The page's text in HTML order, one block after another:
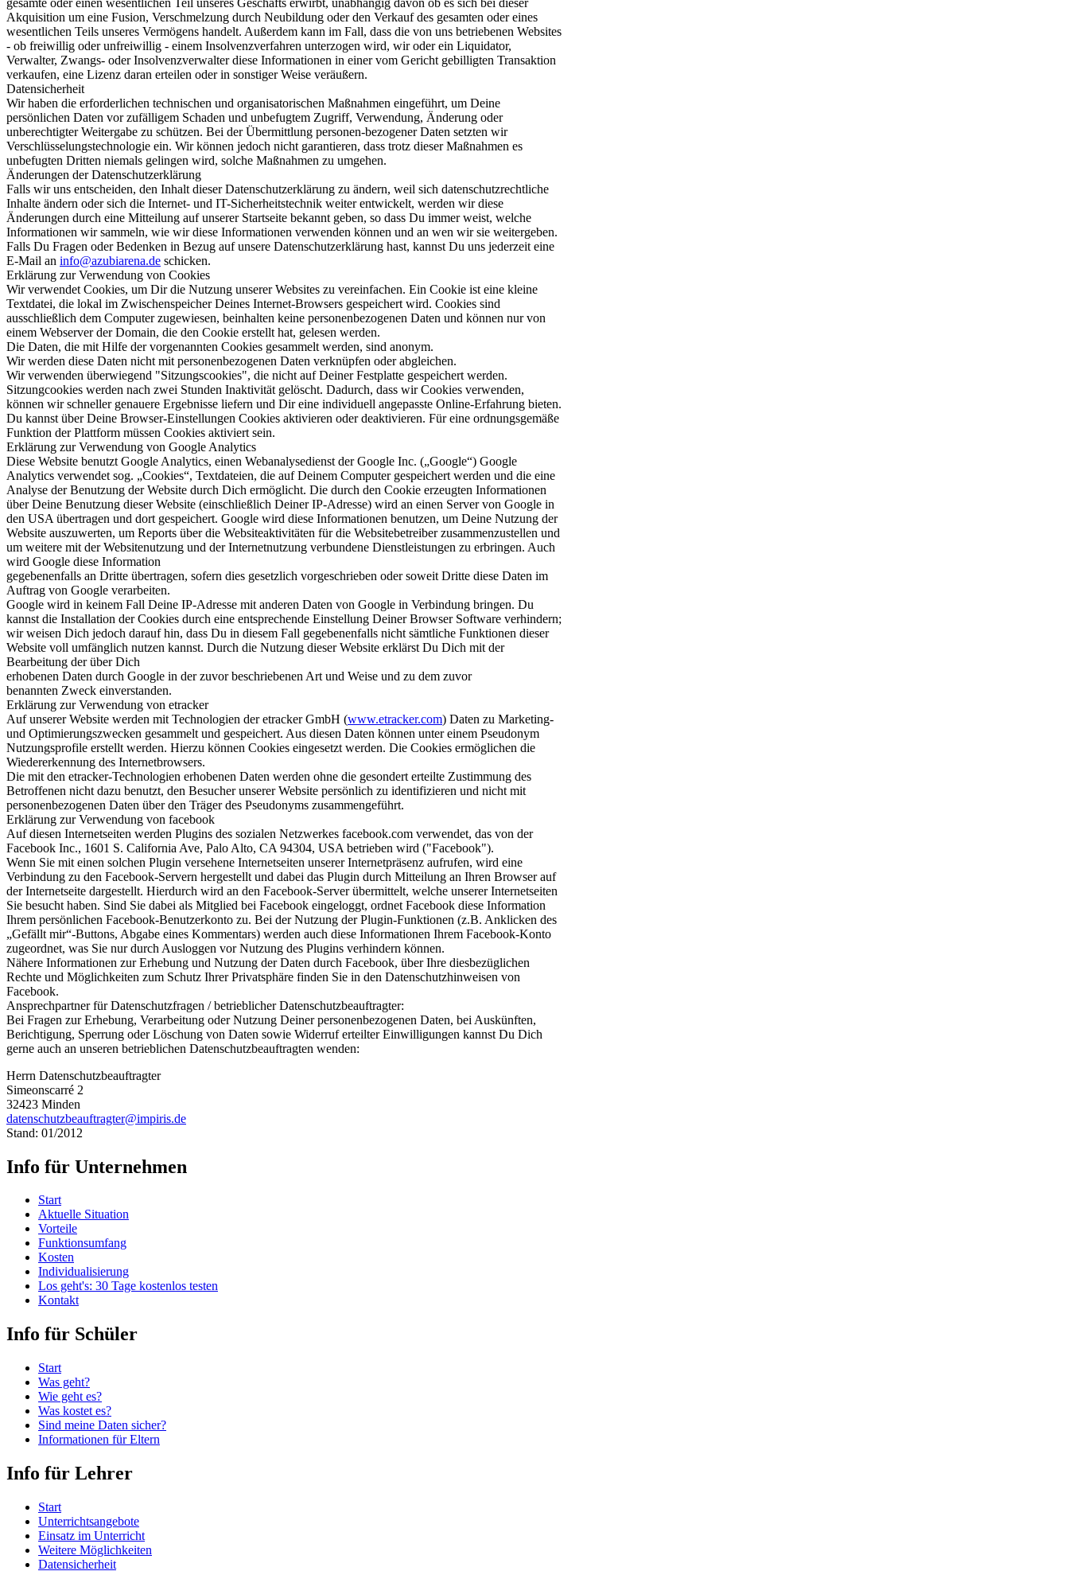
Akquisition um eine Fusion, Verschmelzung durch Neubildung oder den Verkauf des gesamten oder eines
wesentlichen Teils unseres Vermögens handelt. Außerdem kann im Fall, dass die von uns betriebenen Websites
- ob freiwillig oder unfreiwillig - einem Insolvenzverfahren unterzogen wird, wir oder ein Liquidator,
Verwalter, Zwangs- oder Insolvenzverwalter diese Informationen in einer vom Gericht gebilligten Transaktion
verkaufen, eine Lizenz daran erteilen oder in sonstiger Weise veräußern.
Datensicherheit
Wir haben die erforderlichen technischen und organisatorischen Maßnahmen eingeführt, um Deine
persönlichen Daten vor zufälligem Schaden und unbefugtem Zugriff, Verwendung, Änderung oder
unberechtigter Weitergabe zu schützen. Bei der Übermittlung personen-bezogener Daten setzten wir
Verschlüsselungstechnologie ein. Wir können jedoch nicht garantieren, dass trotz dieser Maßnahmen es
unbefugten Dritten niemals gelingen wird, solche Maßnahmen zu umgehen.
Änderungen der Datenschutzerklärung
Falls wir uns entscheiden, den Inhalt dieser Datenschutzerklärung zu ändern, weil sich datenschutzrechtliche
Inhalte ändern oder sich die Internet- und IT-Sicherheitstechnik weiter entwickelt, werden wir diese
Änderungen durch eine Mitteilung auf unserer Startseite bekannt geben, so dass Du immer weist, welche
Informationen wir sammeln, wie wir diese Informationen verwenden können und an wen wir sie weitergeben.
Falls Du Fragen oder Bedenken in Bezug auf unsere Datenschutzerklärung hast, kannst Du uns jederzeit eine
E-Mail an info@azubiarena.de schicken.
Erklärung zur Verwendung von Cookies
Wir verwendet Cookies, um Dir die Nutzung unserer Websites zu vereinfachen. Ein Cookie ist eine kleine
Textdatei, die lokal im Zwischenspeicher Deines Internet-Browsers gespeichert wird. Cookies sind
ausschließlich dem Computer zugewiesen, beinhalten keine personenbezogenen Daten und können nur von
einem Webserver der Domain, die den Cookie erstellt hat, gelesen werden.
Die Daten, die mit Hilfe der vorgenannten Cookies gesammelt werden, sind anonym.
Wir werden diese Daten nicht mit personenbezogenen Daten verknüpfen oder abgleichen.
Wir verwenden überwiegend "Sitzungscookies", die nicht auf Deiner Festplatte gespeichert werden.
Sitzungcookies werden nach zwei Stunden Inaktivität gelöscht. Dadurch, dass wir Cookies verwenden,
können wir schneller genauere Ergebnisse liefern und Dir eine individuell angepasste Online-Erfahrung bieten.
Du kannst über Deine Browser-Einstellungen Cookies aktivieren oder deaktivieren. Für eine ordnungsgemäße
Funktion der Plattform müssen Cookies aktiviert sein.
Erklärung zur Verwendung von Google Analytics
Diese Website benutzt Google Analytics, einen Webanalysedienst der Google Inc. („Google“) Google
Analytics verwendet sog. „Cookies“, Textdateien, die auf Deinem Computer gespeichert werden und die eine
Analyse der Benutzung der Website durch Dich ermöglicht. Die durch den Cookie erzeugten Informationen
über Deine Benutzung dieser Website (einschließlich Deiner IP-Adresse) wird an einen Server von Google in
den USA übertragen und dort gespeichert. Google wird diese Informationen benutzen, um Deine Nutzung der
Website auszuwerten, um Reports über die Websiteaktivitäten für die Websitebetreiber zusammenzustellen und
um weitere mit der Websitenutzung und der Internetnutzung verbundene Dienstleistungen zu erbringen. Auch
wird Google diese Information
gegebenenfalls an Dritte übertragen, sofern dies gesetzlich vorgeschrieben oder soweit Dritte diese Daten im
Auftrag von Google verarbeiten.
Google wird in keinem Fall Deine IP-Adresse mit anderen Daten von Google in Verbindung bringen. Du
kannst die Installation der Cookies durch eine entsprechende Einstellung Deiner Browser Software verhindern;
wir weisen Dich jedoch darauf hin, dass Du in diesem Fall gegebenenfalls nicht sämtliche Funktionen dieser
Website voll umfänglich nutzen kannst. Durch die Nutzung dieser Website erklärst Du Dich mit der
Bearbeitung der über Dich
erhobenen Daten durch Google in der zuvor beschriebenen Art und Weise und zu dem zuvor
benannten Zweck einverstanden.
Erklärung zur Verwendung von etracker
Auf unserer Website werden mit Technologien der etracker GmbH (www.etracker.com) Daten zu Marketing-
und Optimierungszwecken gesammelt und gespeichert. Aus diesen Daten können unter einem Pseudonym
Nutzungsprofile erstellt werden. Hierzu können Cookies eingesetzt werden. Die Cookies ermöglichen die
Wiedererkennung des Internetbrowsers.
Die mit den etracker-Technologien erhobenen Daten werden ohne die gesondert erteilte Zustimmung des
Betroffenen nicht dazu benutzt, den Besucher unserer Website persönlich zu identifizieren und nicht mit
personenbezogenen Daten über den Träger des Pseudonyms zusammengeführt.
Erklärung zur Verwendung von facebook
Auf diesen Internetseiten werden Plugins des sozialen Netzwerkes facebook.com verwendet, das von der
Facebook Inc., 1601 S. California Ave, Palo Alto, CA 94304, USA betrieben wird ("Facebook").
Wenn Sie mit einen solchen Plugin versehene Internetseiten unserer Internetpräsenz aufrufen, wird eine
Verbindung zu den Facebook-Servern hergestellt und dabei das Plugin durch Mitteilung an Ihren Browser auf
der Internetseite dargestellt. Hierdurch wird an den Facebook-Server übermittelt, welche unserer Internetseiten
Sie besucht haben. Sind Sie dabei als Mitglied bei Facebook eingeloggt, ordnet Facebook diese Information
Ihrem persönlichen Facebook-Benutzerkonto zu. Bei der Nutzung der Plugin-Funktionen (z.B. Anklicken des
„Gefällt mir“-Buttons, Abgabe eines Kommentars) werden auch diese Informationen Ihrem Facebook-Konto
zugeordnet, was Sie nur durch Ausloggen vor Nutzung des Plugins verhindern können.
Nähere Informationen zur Erhebung und Nutzung der Daten durch Facebook, über Ihre diesbezüglichen
Rechte und Möglichkeiten zum Schutz Ihrer Privatsphäre finden Sie in den Datenschutzhinweisen von
Facebook.
Ansprechpartner für Datenschutzfragen / betrieblicher Datenschutzbeauftragter:
Bei Fragen zur Erhebung, Verarbeitung oder Nutzung Deiner personenbezogenen Daten, bei Auskünften,
Berichtigung, Sperrung oder Löschung von Daten sowie Widerruf erteilter Einwilligungen kannst Du Dich
gerne auch an unseren betrieblichen Datenschutzbeauftragten wenden:
Herrn Datenschutzbeauftragter
Simeonscarré 2
32423 Minden
datenschutzbeauftragter@impiris.de
Stand: 01/2012
Info für Unternehmen
Start
Aktuelle Situation
Vorteile
Funktionsumfang
Kosten
Individualisierung
Los geht's: 30 Tage kostenlos testen
Kontakt
Info für Schüler
Start
Was geht?
Wie geht es?
Was kostet es?
Sind meine Daten sicher?
Informationen für Eltern
Info für Lehrer
Start
Unterrichtsangebote
Einsatz im Unterricht
Weitere Möglichkeiten
Datensicherheit